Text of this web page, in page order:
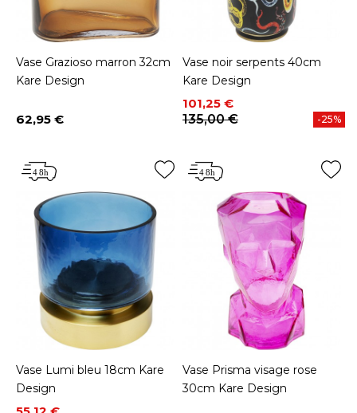
Vase Grazioso marron 32cm
Kare Design
Prix
62,95 €
Vase noir serpents 40cm
Kare Design
Prix
101,25 €
Prix de base
135,00 €
-25%
Vase Lumi bleu 18cm Kare
Design
Vase Prisma visage rose
30cm Kare Design